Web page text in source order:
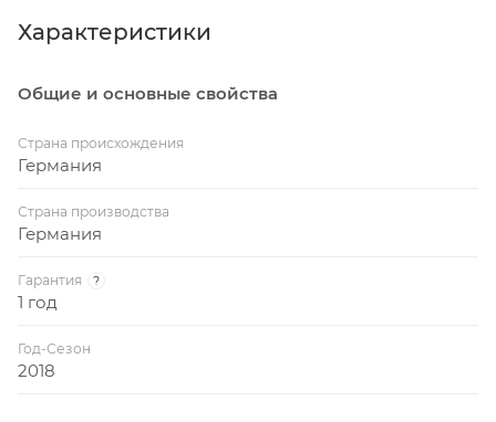
Вес стола в упаковке: 116 кг
Характеристики
Общие и основные свойства
Страна происхождения
Германия
Страна производства
Германия
Гарантия ?
1 год
Год-Сезон
2018